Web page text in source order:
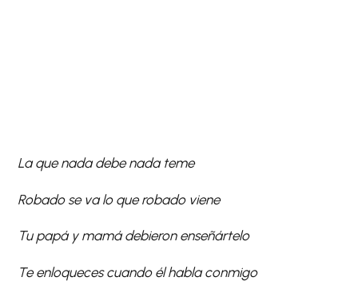
La que nada debe nada teme
Robado se va lo que robado viene
Tu papá y mamá debieron enseñártelo
Te enloqueces cuando él habla conmigo